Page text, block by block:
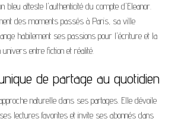
bleu atteste l'authenticité du compte d'Eleanor.
des moments passés à Paris, sa ville
habilement ses passions pour l'écriture et la
entre fiction et réalité.
de partage au quotidien
naturelle dans ses partages. Elle dévoile
lectures favorites et invite ses abonnés dans